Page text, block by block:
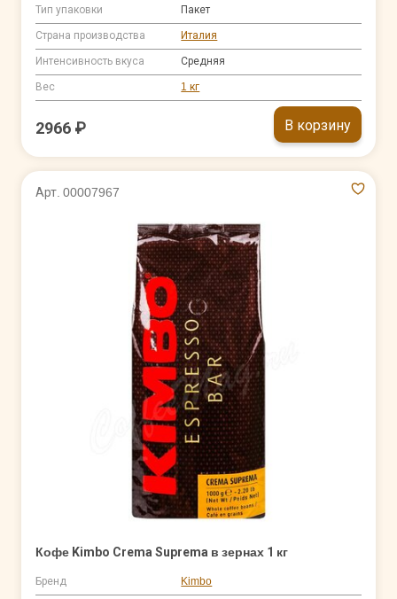
Тип упаковки Пакет
Страна производства Италия
Интенсивность вкуса Средняя
Вес 1 кг
2966 ₽ В корзину
Арт. 00007967
Кофе Kimbo Crema Suprema в зернах 1 кг
Бренд Kimbo